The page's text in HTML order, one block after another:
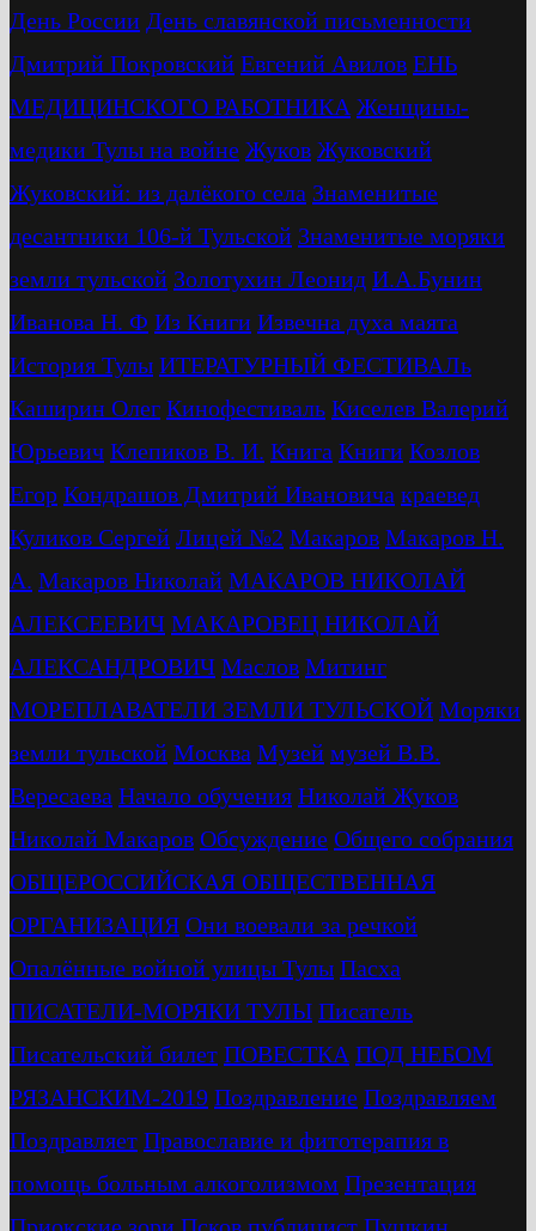
День России День славянской письменности
Дмитрий Покровский Евгений Авилов ЕНЬ
МЕДИЦИНСКОГО РАБОТНИКА Женщины-
медики Тулы на войне Жуков Жуковский
Жуковский: из далёкого села Знаменитые
десантники 106-й Тульской Знаменитые моряки
земли тульской Золотухин Леонид И.А.Бунин
Иванова Н. Ф Из Книги Извечна духа маята
История Тулы ИТЕРАТУРНЫЙ ФЕСТИВАЛь
Каширин Олег Кинофестиваль Киселев Валерий
Юрьевич Клепиков В. И. Книга Книги Козлов
Егор Кондрашов Дмитрий Ивановича краевед
Куликов Сергей Лицей №2 Макаров Макаров Н.
А. Макаров Николай МАКАРОВ НИКОЛАЙ
АЛЕКСЕЕВИЧ МАКАРОВЕЦ НИКОЛАЙ
АЛЕКСАНДРОВИЧ Маслов Митинг
МОРЕПЛАВАТЕЛИ ЗЕМЛИ ТУЛЬСКОЙ Моряки
земли тульской Москва Музей музей В.В.
Вересаева Начало обучения Николай Жуков
Николай Макаров Обсуждение Общего собрания
ОБЩЕРОССИЙСКАЯ ОБЩЕСТВЕННАЯ
ОРГАНИЗАЦИЯ Они воевали за речкой
Опалённые войной улицы Тулы Пасха
ПИСАТЕЛИ-МОРЯКИ ТУЛЫ Писатель
Писательский билет ПОВЕСТКА ПОД НЕБОМ
РЯЗАНСКИМ-2019 Поздравление Поздравляем
Поздравляет Православие и фитотерапия в
помощь больным алкоголизмом Презентация